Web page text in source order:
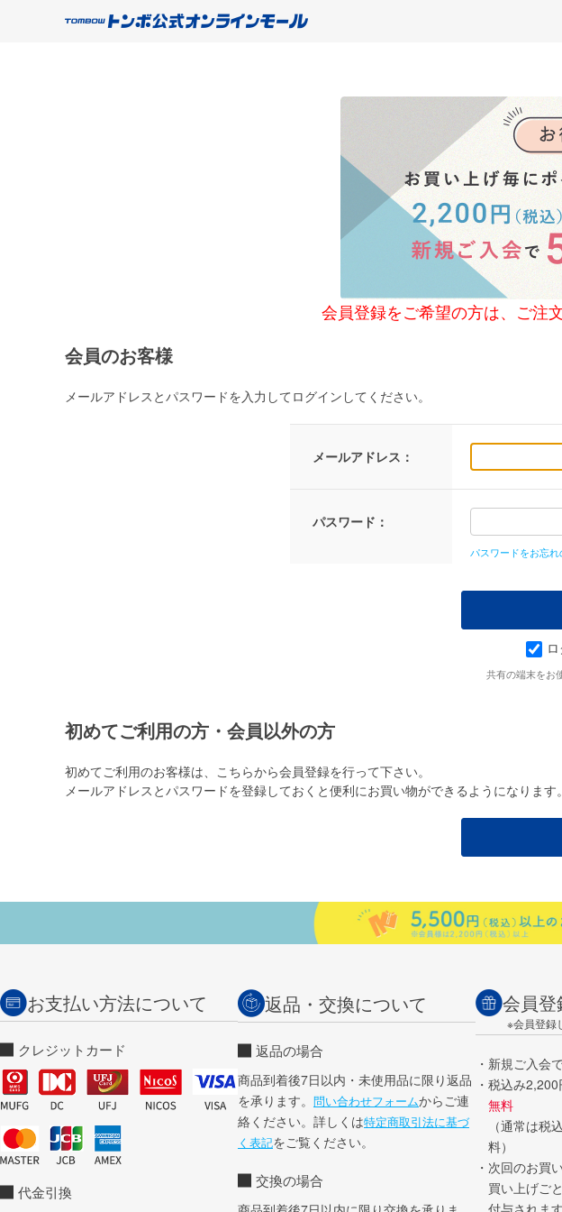
会員登録をご希望の方は、ご注文前
会員のお客様
メールアドレスとパスワードを入力してログインしてください。
メールアドレス：
パスワード：
パスワードをお忘
共有の端末をお
初めてご利用の方・会員以外の方
初めてご利用のお客様は、こちらから会員登録を行って下さい。
メールアドレスとパスワードを登録しておくと便利にお買い物ができるようになります。
お支払い方法について
クレジットカード
代金引換
返品・交換について
返品の場合
商品到着後7日以内・未使用品に限り返品
を承ります。 問い合わせフォームからご連
絡ください。詳しくは特定商取引法に基づ
く表記をご覧ください。
交換の場合
会員登
※会員登録
・新規ご入会
・税込み
無料
（通常は税
料）
・次回のお買
買い上げご
付与されます